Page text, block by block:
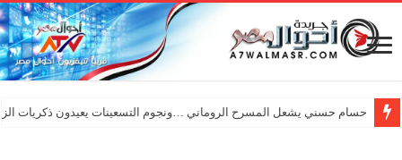
حسام حسني يشعل المسرح الروماني …ونجوم التسعينات يعيدون ذكريات